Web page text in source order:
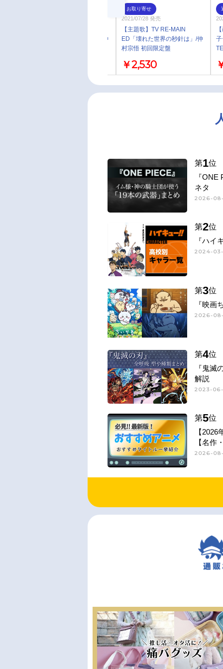
ED「壊れた世界の秒針は」/仲
お取り寄せ
2021/07/28 発売
【主題歌】TV RE-MAIN
ED「壊れた世界の秒針は」/仲
村宗悟 初回限定盤
￥2,530
第1位
『
ネタ
2026-
第2位
『ハイ
2024-
第3位
『映画
2026-
第4位
『鬼滅
解説
2023-
第5位
【
【名作
2026-